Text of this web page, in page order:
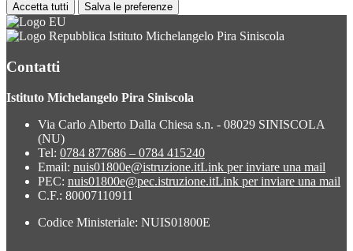
Accetta tutti Salva le preferenze
Istituto Michelangelo Pira Siniscola
Contatti
Istituto Michelangelo Pira Siniscola
Via Carlo Alberto Dalla Chiesa s.n. - 08029 SINISCOLA
(NU)
Tel: 0784 877686 – 0784 415240
Email: nuis01800e@istruzione.itLink per inviare una mail
PEC: nuis01800e@pec.istruzione.itLink per inviare una mail
C.F.: 80007110911
Codice Ministeriale: NUIS01800E